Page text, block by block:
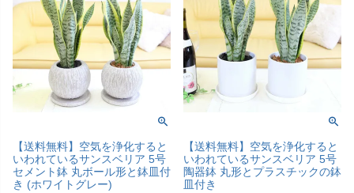
【送料無料】空気を浄化すると
いわれているサンスベリア 5号
セメント鉢 丸ボール形と鉢皿付
き (ホワイトグレー)
【送料無料】空気を浄化すると
いわれているサンスベリア 5号
陶器鉢 丸形とプラスチックの鉢
皿付き